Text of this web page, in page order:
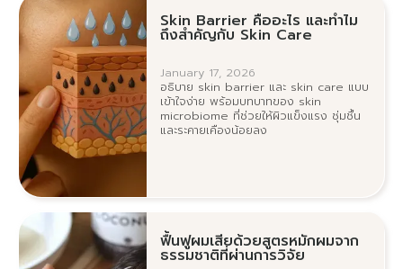
Skin Barrier คืออะไร และทำไม
ถึงสำคัญกับ Skin Care
January 17, 2026
อธิบาย skin barrier และ skin care แบบ
เข้าใจง่าย พร้อมบทบาทของ skin
microbiome ที่ช่วยให้ผิวแข็งแรง ชุ่มชื้น
และระคายเคืองน้อยลง
ฟื้นฟูผมเสียด้วยสูตรหมักผมจาก
ธรรมชาติที่ผ่านการวิจัย